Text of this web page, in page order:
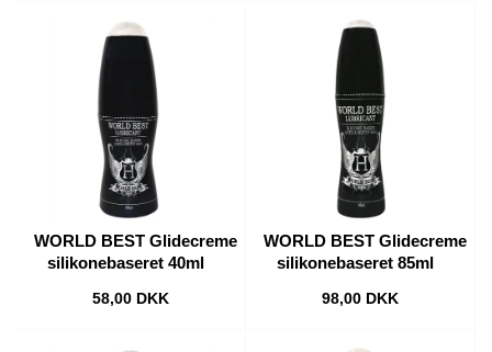
WORLD BEST Glidecreme
silikonebaseret 40ml
58,00 DKK
WORLD BEST Glidecreme
silikonebaseret 85ml
98,00 DKK